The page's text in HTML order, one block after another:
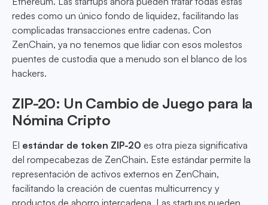
redes como un único fondo de liquidez, facilitando las
complicadas transacciones entre cadenas. Con
ZenChain, ya no tenemos que lidiar con esos molestos
puentes de custodia que a menudo son el blanco de los
hackers.
ZIP-20: Un Cambio de Juego para la
Nómina Cripto
El estándar de token ZIP-20 es otra pieza significativa
del rompecabezas de ZenChain. Este estándar permite la
representación de activos externos en ZenChain,
facilitando la creación de cuentas multicurrency y